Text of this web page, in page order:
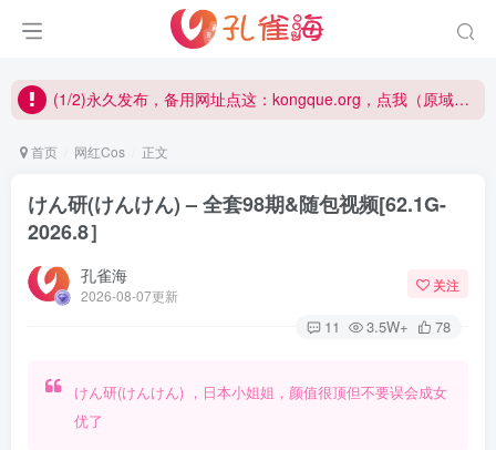
(1/2)永久发布，备用网址点这：kongque.org，点我（原域名失效）！
(1/2)永久发布，备用网址点这：kongque.org，点我（原域名失效）！
首页 网红Cos 正文
けん研(けんけん) – 全套98期&随包视频[62.1G-
2026.8］
孔雀海
2026-08-07更新
关注
11 3.5W+ 78
けん研(けんけん) ，日本小姐姐，颜值很顶但不要误会成女
优了